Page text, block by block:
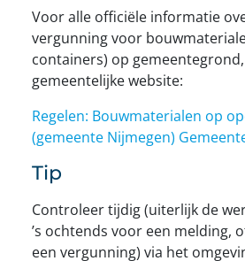
Voor alle officiële informatie
vergunning voor
containers) op
gemeentelijke website:
Regelen: Bouwmaterialen op
(gemeente Nijmegen)
Tip
Controleer tijdig (uiterlijk de
’s ochtends voor een melding,
een vergunning) via het